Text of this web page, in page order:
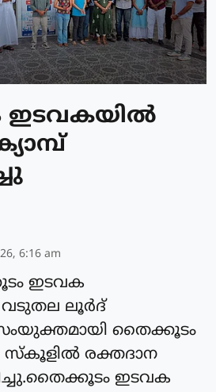
ഇടവകയിൽ
6:16 am
ഇടവക
ലൂർദ്
തൈക്കൂടം
സ്കൂളിൽ രക്തദാന
ഇടവക